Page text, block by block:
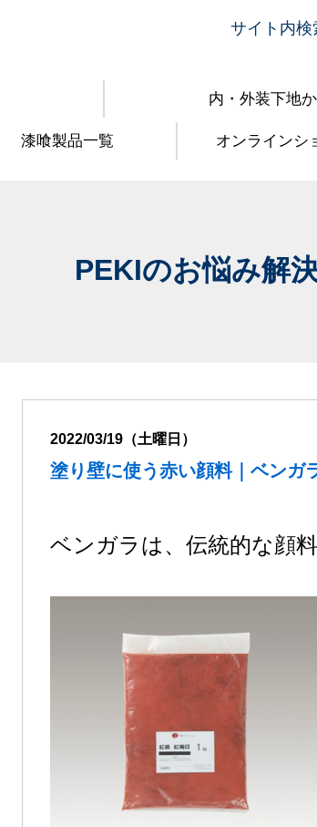
サイト内検
内・外装下地
漆喰製品一覧 オンラインシ
PEKIのお悩み解
2022/03/19（土曜日）
塗り壁に使う赤い顔料｜ベンガ
ベンガラは、伝統的な顔